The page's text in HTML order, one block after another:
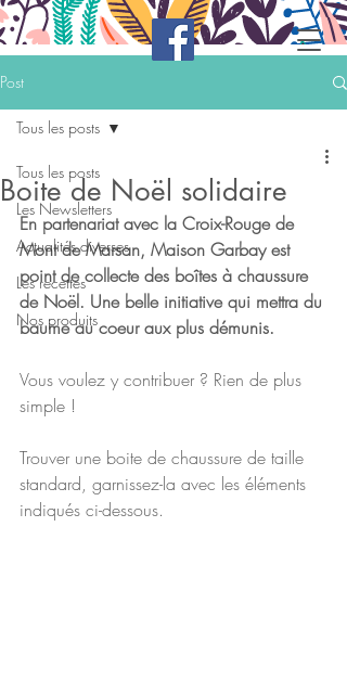
Post
Tous les posts
Les Newsletters
Actualités diverses
Les recettes
Nos produits
Tous les posts
Boite de Noël solidaire
En partenariat avec la Croix-Rouge de
Mont de Marsan, Maison Garbay est
point de collecte des boîtes à chaussure
de Noël. Une belle initiative qui mettra du
baume au coeur aux plus démunis.
Vous voulez y contribuer ? Rien de plus
simple !
Trouver une boite de chaussure de taille
standard, garnissez-la avec les éléments
indiqués ci-dessous.